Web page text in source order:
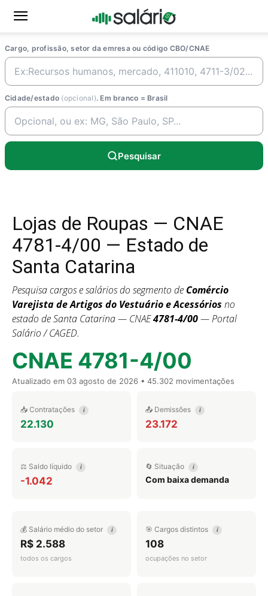
Cargo, profissão, setor da emresa ou código CBO/CNAE
Cidade/estado (opcional). Em branco = Brasil
Pesquisar
Lojas de Roupas — CNAE
4781-4/00 — Estado de
Santa Catarina
Pesquisa cargos e salários do segmento de Comércio
Varejista de Artigos do Vestuário e Acessórios no
estado de Santa Catarina — CNAE4781-4/00— Portal
Salário / CAGED.
CNAE 4781-4/00
Atualizado em 03 agosto de 2026 • 45.302 movimentações
📥 Contratações i
22.130
📤 Demissões i
23.172
⚖️ Saldo líquido i
-1.042
🔄 Situação i
Com baixa demanda
💰 Salário médio do setor i
R$ 2.588
todos os cargos
🎯 Cargos distintos i
108
ocupações no setor